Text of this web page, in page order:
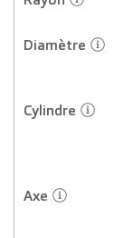
Diamètre
Cylindre
Axe